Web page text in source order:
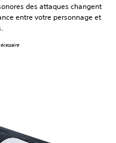
des attaques changent
entre votre personnage et